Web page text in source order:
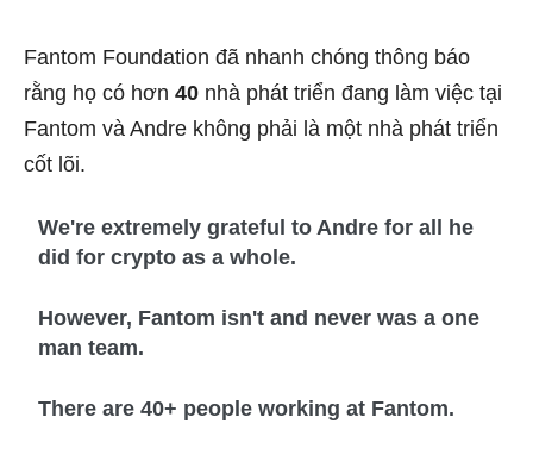
Fantom Foundation đã nhanh chóng thông báo
rằng họ có hơn 40 nhà phát triển đang làm việc tại
Fantom và Andre không phải là một nhà phát triển
cốt lõi.
We're extremely grateful to Andre for all he
did for crypto as a whole.
However, Fantom isn't and never was a one
man team.
There are 40+ people working at Fantom.